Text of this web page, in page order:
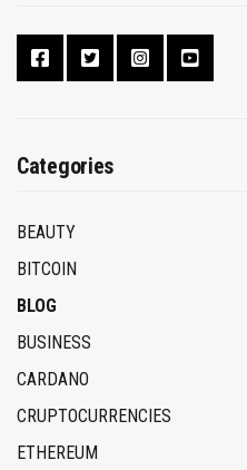
Categories
BEAUTY
BITCOIN
BLOG
BUSINESS
CARDANO
CRUPTOCURRENCIES
ETHEREUM